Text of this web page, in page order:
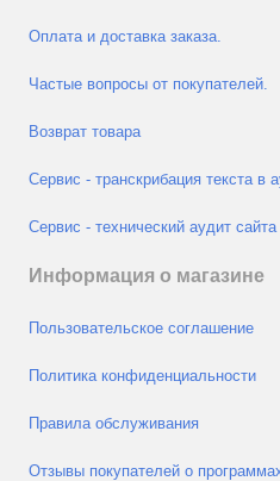
Оплата и доставка заказа.
Частые вопросы от покупателей.
Возврат товара
Сервис - транскрибация текста в
Сервис - технический аудит сайта
Информация о магазине
Пользовательское соглашение
Политика конфиденциальности
Правила обслуживания
Отзывы покупателей о